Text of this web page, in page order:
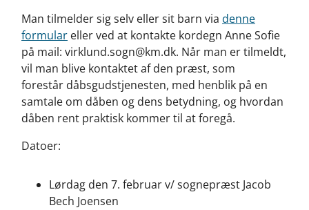
Man tilmelder sig selv eller sit barn via denne
formular eller ved at kontakte kordegn Anne Sofie
på mail: virklund.sogn@km.dk. Når man er tilmeldt,
vil man blive kontaktet af den præst, som
forestår dåbsgudstjenesten, med henblik på en
samtale om dåben og dens betydning, og hvordan
dåben rent praktisk kommer til at foregå.
Datoer:
Lørdag den 7. februar v/ sognepræst Jacob
Bech Joensen